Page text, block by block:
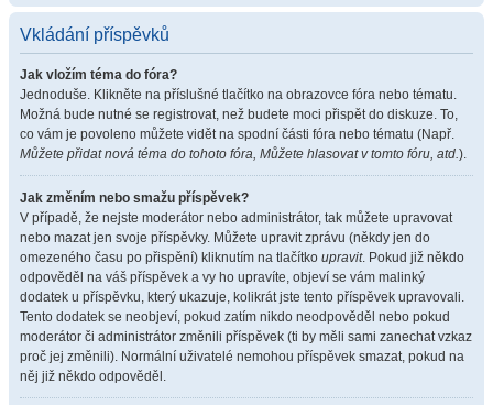
Vkládání příspěvků
Jak vložím téma do fóra?
Jednoduše. Klikněte na příslušné tlačítko na obrazovce fóra nebo tématu.
Možná bude nutné se registrovat, než budete moci přispět do diskuze. To,
co vám je povoleno můžete vidět na spodní části fóra nebo tématu (Např.
Můžete přidat nová téma do tohoto fóra, Můžete hlasovat v tomto fóru, atd.).
Jak změním nebo smažu příspěvek?
V případě, že nejste moderátor nebo administrátor, tak můžete upravovat
nebo mazat jen svoje příspěvky. Můžete upravit zprávu (někdy jen do
omezeného času po přispění) kliknutím na tlačítko upravit. Pokud již někdo
odpověděl na váš příspěvek a vy ho upravíte, objeví se vám malinký
dodatek u příspěvku, který ukazuje, kolikrát jste tento příspěvek upravovali.
Tento dodatek se neobjeví, pokud zatím nikdo neodpověděl nebo pokud
moderátor či administrátor změnili příspěvek (ti by měli sami zanechat vzkaz
proč jej změnili). Normální uživatelé nemohou příspěvek smazat, pokud na
něj již někdo odpověděl.